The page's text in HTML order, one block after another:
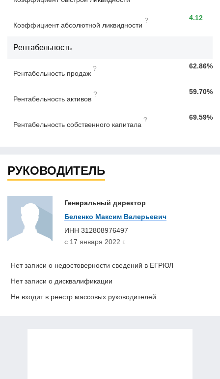
Коэффициент абсолютной ликвидности
? 4.12
Рентабельность
Рентабельность продаж
? 62.86%
Рентабельность активов
? 59.70%
Рентабельность собственного капитала
? 69.59%
РУКОВОДИТЕЛЬ
Генеральный директор
Беленко Максим Валерьевич
ИНН 312808976497
с 17 января 2022 г.
Нет записи о недостоверности сведений в ЕГРЮЛ
Нет записи о дисквалификации
Не входит в реестр массовых руководителей